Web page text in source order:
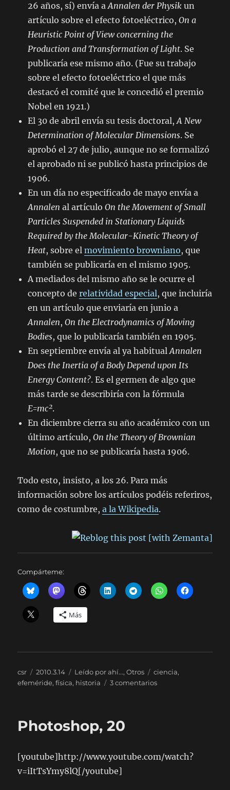
26 años, sí) envía aAnnalen der Physik un
artículo sobre el efecto fotoeléctrico,On a
Heuristic Point of View concerning the
Production and Transformation of Light. Se
publicaría ese mismo año. (Fue su trabajo
sobre el efecto fotoeléctrico el que más
destacó el comité que le concedió el premio
Nobel en 1921.)
El 30 de abril envía su tesis doctoral,A New
Determination of Molecular Dimensions. Se
aprobó el 27 de julio, aunque no se formalizó
el aprobado ni se publicó hasta principios de
1906.
En un día no especificado de mayo envía a
Annalen al artículoOn the Movement of Small
Particles Suspended in Stationary Liquids
Required by the Molecular-Kinetic Theory of
Heat, sobre elmovimiento browniano, que
también se publicaría en el mismo 1905.
A mediados del mismo año se le ocurre el
concepto derelatividad especial, que incluiría
en un artículo que enviaría en junio a
Annalen,On the Electrodynamics of Moving
Bodies, que lo publicaría también en 1905.
En septiembre envía al ya habitualAnnalen
Does the Inertia of a Body Depend upon Its
Energy Content?. Es el germen de algo que
más tarde se describiría con la fórmula
E=mc².
En diciembre cierra su año académico con un
último artículo,On the Theory of Brownian
Motion, que no se publicaría hasta 1906.
Todo esto, insisto, a los 26. Para más
información sobre los artículos podéis referiros,
como de costumbre,a la Wikipedia.
Compárteme:
Más
Autor
csr
Publicado
el
2010.3.14 Categorías
Leído por ahí...,Otros Etiquetas
ciencia,
efeméride,física, historia 3 comentariosen
Photoshop, 20
[youtube]http://www.youtube.com/watch?
v=iItTsYmy8lQ[/youtube]